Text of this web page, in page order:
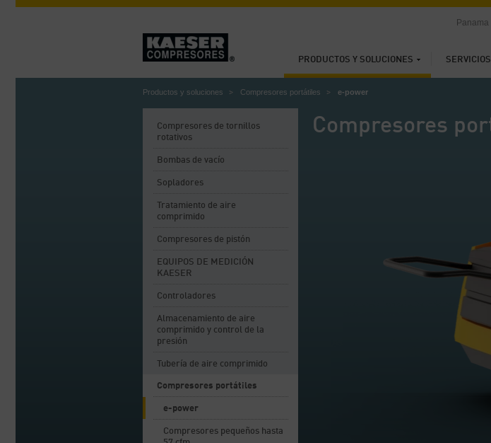
PRODUCTOS Y SOLUCIONES SERVICIOS
Panama
Productos y soluciones Compresores portátiles e-power
Compresores
Compresores de tornillos
rotativos
Bombas de vacío
Sopladores
Tratamiento de aire
comprimido
Compresores de pistón
EQUIPOS DE MEDICIÓN
KAESER
Controladores
Almacenamiento de aire
comprimido y control de la
presión
Tubería de aire comprimido
Compresores portátiles
e-power
Compresores pequeños hasta